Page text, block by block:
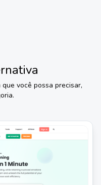
que você possa precisar,